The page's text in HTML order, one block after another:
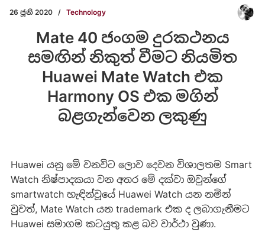
26 ජූනි 2020 / Technology
Mate 40 ජංගම දුරකථනය
සමඟින් නිකුත් වීමට නියමිත
Huawei Mate Watch එක
Harmony OS එක මගින්
බළගැන්වෙන ලකුණු
Huawei යනු මේ වනවිට ලොව දෙවන විශාලතම Smart
Watch නිෂ්පාදකයා වන අතර මේ දක්වා ඔවුන්ගේ
smartwatch හැඳින්වූයේ Huawei Watch යන නමින්
වුවත්, Mate Watch යන trademark එක ද ලබාගැනීමට
Huawei සමාගම කටයුතු කළ බව වාර්ථා වුණා.